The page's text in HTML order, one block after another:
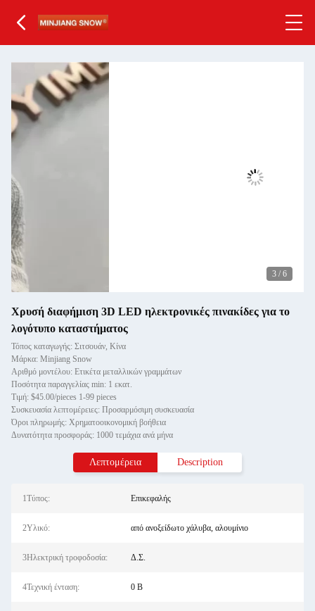
3 / 6
Χρυσή διαφήμιση 3D LED ηλεκτρονικές πινακίδες για το
λογότυπο καταστήματος
Τόπος καταγωγής: Σιτσουάν, Κίνα
Μάρκα: Minjiang Snow
Αριθμό μοντέλου: Ετικέτα μεταλλικών γραμμάτων
Ποσότητα παραγγελίας min: 1 εκατ.
Τιμή: $45.00/pieces 1-99 pieces
Συσκευασία λεπτομέρειες: Προσαρμόσιμη συσκευασία
Όροι πληρωμής: Χρηματοοικονομική βοήθεια
Δυνατότητα προσφοράς: 1000 τεμάχια ανά μήνα
Λεπτομέρεια Description
1Τύπος: Επικεφαλής
2Υλικό: από ανοξείδωτο χάλυβα, αλουμίνιο
3Ηλεκτρική τροφοδοσία: Δ.Σ.
4Τεχνική ένταση: 0 Β